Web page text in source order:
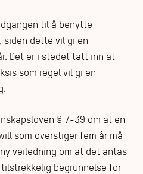
til å benytte
siden dette vil gi en
Det er i stedet tatt inn at
som regel vil gi en
§ 7-39 om at en
som overstiger fem år må
veiledning om at det antas
begrunnelse for